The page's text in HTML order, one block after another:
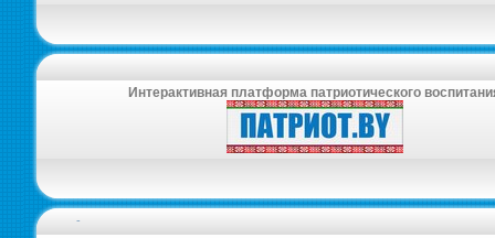
Интерактивная платформа патриотического
-